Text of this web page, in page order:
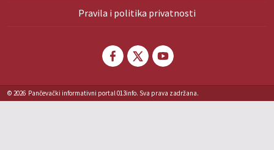
Pravila i politika privatnosti
© 2026 Pančevački informativni portal 013info. Sva prava zadržana.